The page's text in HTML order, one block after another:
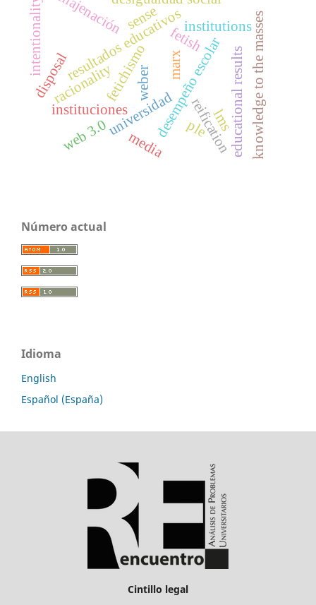
universidad
fetichismo
resultados educativosdesempeño escolar
racionality weber
institutions
instituciones
fetish
disposal
reification
enajenación
marx educational results
media
plelms
web 3.0 knowledge to the masses
intentionality sense
Número actual
Idioma
English
Español (España)
Cintillo legal